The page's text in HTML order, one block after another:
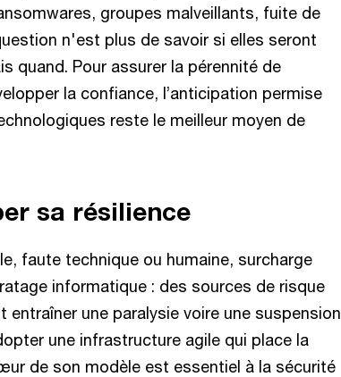
groupes malveillants, fuite de
n'est plus de savoir si elles seront
quand. Pour assurer la pérennité de
la confiance, l’anticipation permise
reste le meilleur moyen de
sa résilience
faute technique ou humaine, surcharge
informatique : des sources de risque
entraîner une paralysie voire une suspension
une infrastructure agile qui place la
de son modèle est essentiel à la sécurité